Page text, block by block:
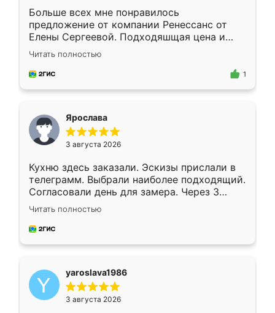
Больше всех мне понравилось
предложение от компании Ренессанс от
Елены Сергеевой. Подходяшщая цена и
короткие сроки изготовления. Приехавший
для замера сотрудник Владислав
предложил по моему эскизу самый
Читать полностью
1
Ярослава
3 августа 2026
Кухню здесь заказали. Эскизы прислали в
телеграмм. Выбрали наиболее подходящий.
Согласовали день для замера. Через 3
недели кухня была уже готова. Остались
довольны работой. Спасибо Ренессанс
мебель за качественную работу!
Читать полностью
yaroslava1986
3 августа 2026